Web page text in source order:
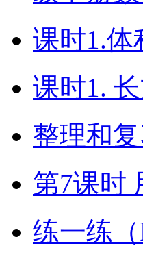
课时1.体
课时1.
整理和
第7课时
练一练（